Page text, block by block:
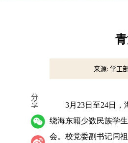
来源: 学工
3月23日至24日
绕海东籍少数民族学
会。校党委副书记闫
分
享